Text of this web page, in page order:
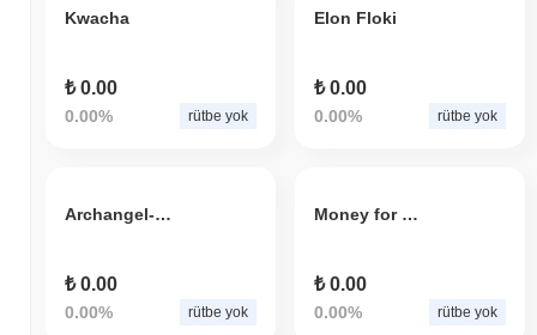
Kwacha
₺ 0.00
0.00% rütbe yok
Elon Floki
₺ 0.00
0.00% rütbe yok
Archangel-12
₺ 0.00
0.00% rütbe yok
Money for Millionaires
₺ 0.00
0.00% rütbe yok